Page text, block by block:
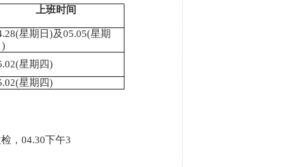
上班时间
星期日)及05.05(星期
)
星期四)
星期四)
， 04.30下午3